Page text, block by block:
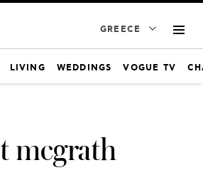
GREECE
LIVING WEDDINGS VOGUE TV
mcgrath